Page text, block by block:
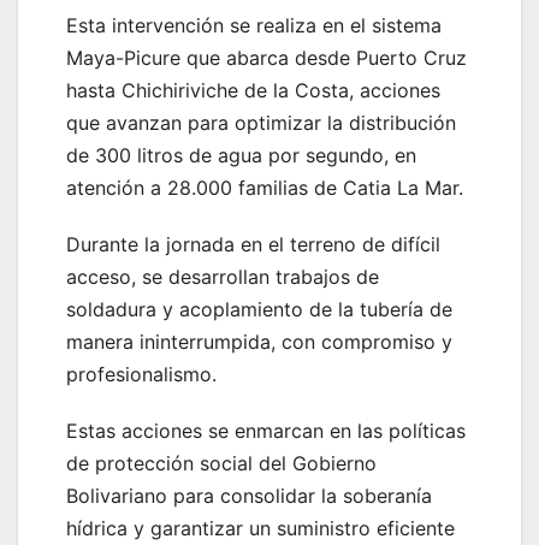
Esta intervención se realiza en el sistema
Maya-Picure que abarca desde Puerto Cruz
hasta Chichiriviche de la Costa, acciones
que avanzan para optimizar la distribución
de 300 litros de agua por segundo, en
atención a 28.000 familias de Catia La Mar.
Durante la jornada en el terreno de difícil
acceso, se desarrollan trabajos de
soldadura y acoplamiento de la tubería de
manera ininterrumpida, con compromiso y
profesionalismo.
Estas acciones se enmarcan en las políticas
de protección social del Gobierno
Bolivariano para consolidar la soberanía
hídrica y garantizar un suministro eficiente